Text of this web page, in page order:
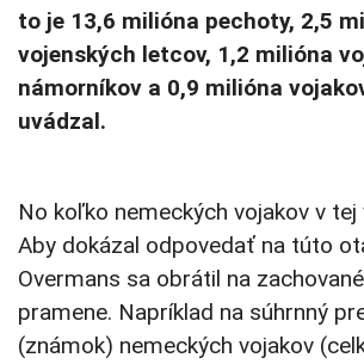
to je 13,6 milióna pechoty, 2,5
vojenských letcov, 1,2 milióna
námorníkov a 0,9 milióna
uvádzal.
No koľko nemeckých vojakov v tej
Aby dokázal odpovedať na túto
Overmans sa obrátil na
pramene. Napríklad na súhrnný
(známok) nemeckých vojakov